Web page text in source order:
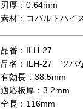
刃厚：0.64mm
素材：コバルトハイ
品番：ILH-27
品名：ILH-27 ツバ
有効長：38.5mm
適応板厚：3.2mm
全長：116mm